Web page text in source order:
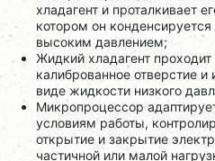
хладагент и проталкивает
котором он
высоким давлением;
Жидкий хладагент
калиброванное отверстие
виде жидкости низкого
Микропроцессор
условиям работы,
открытие и закрытие
частичной или малой